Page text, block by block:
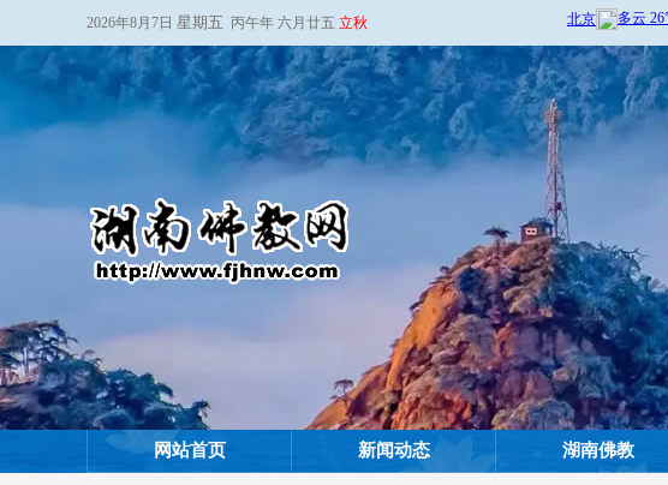
2026年8月7日 星期五 丙午年 六月廿五 立秋
网站首页 新闻动态 湖南佛教